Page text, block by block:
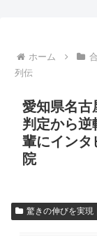
ホーム
列伝
愛知県名古
判定から逆
輩にインタ
院
驚きの伸びを実現